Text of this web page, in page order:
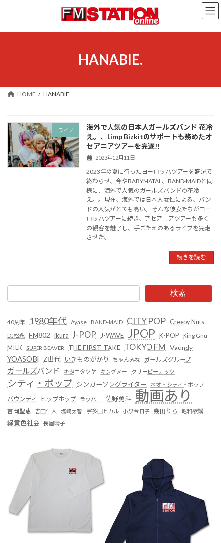
ン
ー
HANABIE.
HOME HANABIE.
ライブ
海外で人気の日本人ガールズバンド 花冷
え。、Limp Bizkitのサポートも務めたオ
セアニアツアーを完遂!!
2023年12月11日
2023年の夏に行ったヨーロッパツアーを盛況で
終わらせ、今やBABYMATAL、BAND-MAIDと同
様に、海外で人気のガールズバンドの花冷
え。。現在、海外では日本人女性による、バン
ドの人気がとても高い。 そんな彼女たちがヨー
ロッパツアーに続き、アセアニアツアーも多く
の観客を魅了し、手ごたえのあるライブを完走
させた。
続きを読む
検索
40周年 1980年代 Ayase BAND-MAID CITY POP Creepy Nuts
DJ松永 FM802 ikura J-POP J-WAVE JPOP K-POP
King Gnu
M!LK
SUPER BEAVER THE FIRST TAKE TOKYO FM Vaundy
YOASOBI Z世代 いきものがかり ちゃんみな ガールズグループ
ガールズバンド キタニタツヤ キングヌー クリーピーナッツ
シティ・ポップ シンガーソングライター ネオ・シティ・ポップ
バウンディ ヒップホップ ラッパー 佐野勇斗 動画あり
吉岡聖恵 吉田仁人 塩﨑太智 宇多田ヒカル 小泉今日子 幾田りら 昭和歌謡
緑黄色社会 長屋晴子